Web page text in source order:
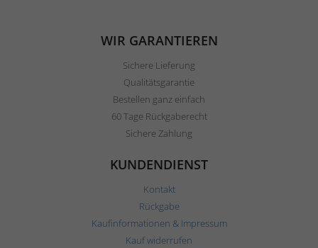
WIR GARANTIEREN
Sichere Lieferung
Qualitätsgarantie
Bestellen ganz einfach
60 Tage Rückgaberecht
Sichere Zahlung
KUNDENDIENST
Kontakt
Rückgabe
Kaufinformationen & Impressum
Kauf widerrufen